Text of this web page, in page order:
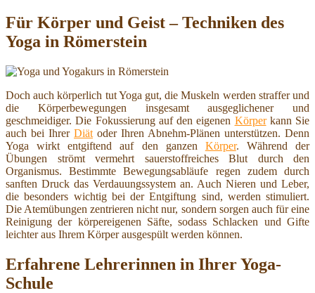
Für Körper und Geist – Techniken des
Yoga in Römerstein
Doch auch körperlich tut Yoga gut, die Muskeln werden straffer und
die Körperbewegungen insgesamt ausgeglichener und
geschmeidiger. Die Fokussierung auf den eigenen Körperkann Sie
auch bei Ihrer Diät oder Ihren Abnehm-Plänen unterstützen. Denn
Yoga wirkt entgiftend auf den ganzen Körper. Während der
Übungen strömt vermehrt sauerstoffreiches Blut durch den
Organismus. Bestimmte Bewegungsabläufe regen zudem durch
sanften Druck das Verdauungssystem an. Auch Nieren und Leber,
die besonders wichtig bei der Entgiftung sind, werden stimuliert.
Die Atemübungen zentrieren nicht nur, sondern sorgen auch für eine
Reinigung der körpereigenen Säfte, sodass Schlacken und Gifte
leichter aus Ihrem Körper ausgespült werden können.
Erfahrene Lehrerinnen in Ihrer Yoga-
Schule